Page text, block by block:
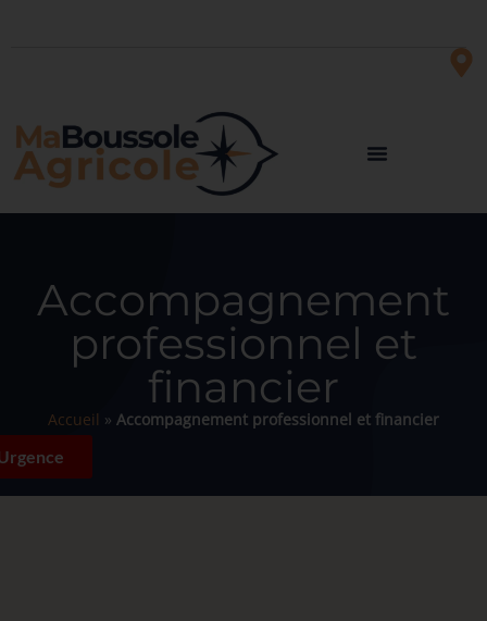
Accompagnement
professionnel et
financier
Accueil » Accompagnement professionnel et financier